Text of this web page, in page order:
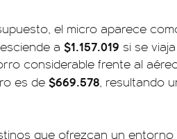
el micro aparece
a $1.157.019 si se
considerable frente al
es de $669.578, resultando